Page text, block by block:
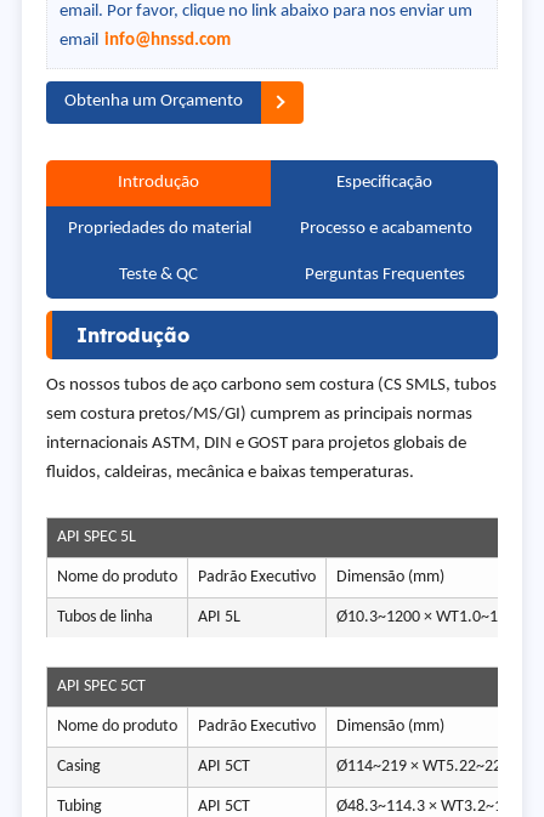
email. Por favor, clique no link abaixo para nos enviar um
email info@hnssd.com
Obtenha um Orçamento
Introdução Especificação
Propriedades do material Processo e acabamento
Teste & QC Perguntas Frequentes
Introdução
Os nossos tubos de aço carbono sem costura (CS SMLS, tubos
sem costura pretos/MS/GI) cumprem as principais normas
internacionais ASTM, DIN e GOST para projetos globais de
fluidos, caldeiras, mecânica e baixas temperaturas.
API SPEC 5L
Nome do produto Padrão Executivo Dimensão (mm)
Tubos de linha API 5L Ø10.3~1200 × WT1.0~120
API SPEC 5CT
Nome do produto Padrão Executivo Dimensão (mm)
Casing API 5CT Ø114~219 × WT5.22~22
Tubing API 5CT Ø48.3~114.3 × WT3.2~16